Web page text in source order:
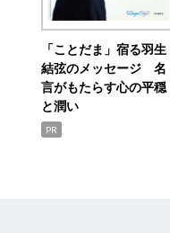
「ことだま」宿る羽生
結弦のメッセージ 名
言がもたらす心の平穏
と潤い
PR